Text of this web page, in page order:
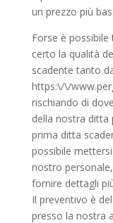
un prezzo più
Forse è
certo la qualità
scadente tanto
https:\/\/
rischiando di
della nostra ditta
prima ditta
possibile
nostro
fornire dettagli
Il preventivo è
presso la nostra